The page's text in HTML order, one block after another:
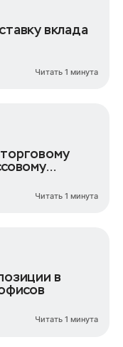
вклада
Читать 1 минута
Читать 1 минута
в
Читать 1 минута